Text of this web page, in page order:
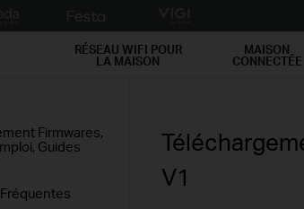
RÉSEAU WIFI POUR
LA MAISON
MAISON
CONNECTÉE
Firmwares,
Guides
V1